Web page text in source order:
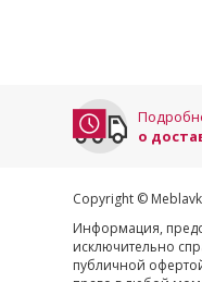
о
Copyright ©
Информация,
исключительно
публичной